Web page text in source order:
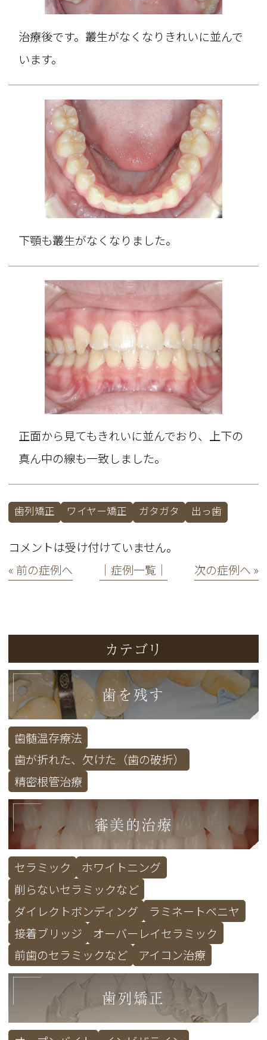
治療後です。叢生がなくなりきれいに並んで
います。
下顎も叢生がなくなりました。
正面から見てもきれいに並んでおり、上下の
真ん中の線も一致しました。
歯列矯正 ワイヤー矯正 ガタガタ 出っ歯
コメントは受け付けていません。
« 前の症例へ
│症例一覧│ 次の症例へ »
カテゴリ
歯を残す
歯髄温存療法
歯が折れた、欠けた（歯の破折）
精密根管治療
審美的治療
セラミック
ホワイトニング
削らないセラミックなど
ダイレクトボンディング
ラミネートベニヤ
接着ブリッジ
オーバーレイセラミック
前歯のセラミックなど
アイコン治療
歯列矯正